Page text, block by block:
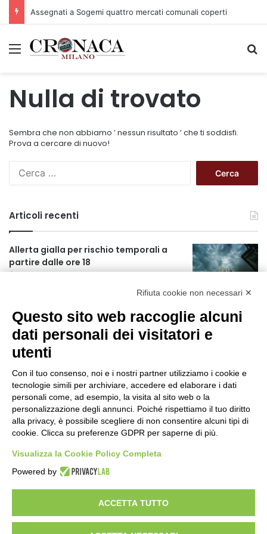
Assegnati a Sogemi quattro mercati comunali coperti
Menu
Nulla di trovato
Sembra che non abbiamo ’ nessun risultato ’ che ti soddisfi.
Prova a cercare di nuovo!
c
a
p
e
:
Articoli recenti
Allerta gialla per rischio temporali a
partire dalle ore 18
linee di indirizzo per il nuovo spazio
socio-aggregativo dedicato ai giovani
2 ore fa
Assegnati a Sogemi quattro mercati
comunali coperti
3 ore fa
A Santa Giulia tre nuove vie dedicate a
Guidi Cingolani, Zampori e Marchelli
9 ore fa
Piano straordinario casa, aperti
concorsi internazionali
1 giorno fa
Rifiuta cookie non necessari ✕
Questo sito web raccoglie alcuni
dati personali dei visitatori e
utenti
Con il tuo consenso, noi e i nostri partner utilizziamo i cookie e
tecnologie simili per archiviare, accedere ed elaborare i dati
personali come, ad esempio, la visita al sito web o la
personalizzazione degli annunci. Poiché rispettiamo il tuo diritto
alla privacy, è possibile scegliere di non consentire alcuni tipi di
cookie. Clicca su preferenze GDPR per saperne di più.
Visualizza la Cookie Policy Completa
Powered by
ACCETTA TUTTO